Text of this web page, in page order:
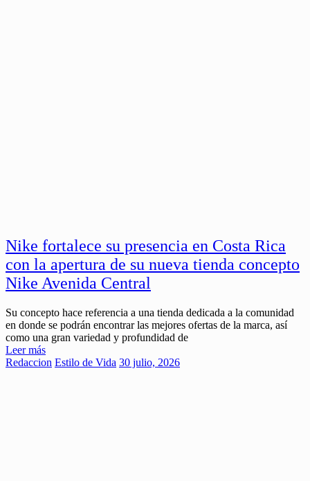
Nike fortalece su presencia en Costa Rica
con la apertura de su nueva tienda concepto
Nike Avenida Central
Su concepto hace referencia a una tienda dedicada a la comunidad
en donde se podrán encontrar las mejores ofertas de la marca, así
como una gran variedad y profundidad de
Leer más
Redaccion Estilo de Vida 30 julio, 2026